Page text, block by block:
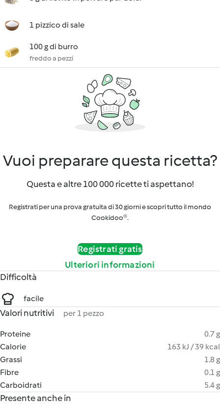
1 pizzico di sale
100 g di burro
freddo a pezzi
Vuoi preparare questa ricetta?
Questa e altre 100 000 ricette ti aspettano!
Registrati per una prova gratuita di 30 giorni e scopri tutto il mondo
Cookidoo®.
Registrati gratis
Ulteriori informazioni
Difficoltà
facile
Valori nutritivi per 1 pezzo
Proteine
0.7 g
Calorie
163 kJ / 39 kcal
Grassi
1.8 g
Fibre
0.1 g
Carboidrati
5.4 g
Presente anche in